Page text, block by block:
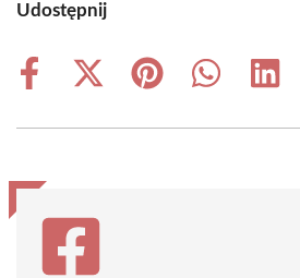
Udostępnij
Share
Share
(Twitter)
Share
Share
Share